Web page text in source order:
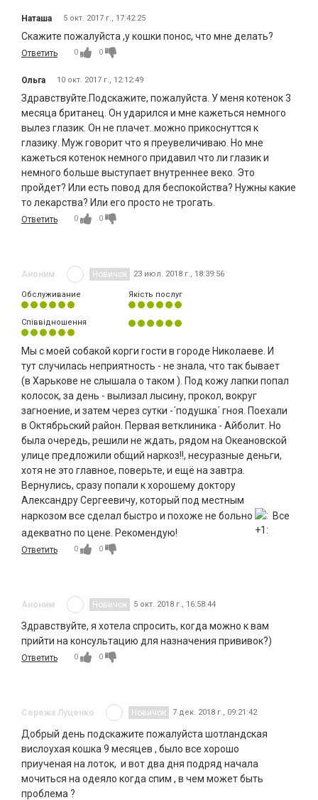
Наташа 5 окт. 2017 г., 17:42:25
Скажите пожалуйста ,у кошки понос, что мне делать?
Ответить 0 0
Ольга 10 окт. 2017 г., 12:12:49
Здравствуйте.Подскажите, пожалуйста. У меня котенок 3
месяца британец. Он ударился и мне кажеться немного
вылез глазик. Он не плачет..можно прикоснуттся к
глазику. Муж говорит что я преувеличиваю. Но мне
кажеться котенок немного придавил что ли глазик и
немного больше выступает внутреннее веко. Это
пройдет? Или есть повод для беспокойства? Нужны какие
то лекарства? Или его просто не трогать.
Ответить 0 0
Аноним Новичок 23 июл. 2018 г., 18:39:56
Обслуживание Якість послуг
Співвідношення
Мы с моей собакой корги гости в городе Николаеве. И
тут случилась неприятность - не знала, что так бывает
(в Харькове не слышала о таком ). Под кожу лапки попал
колосок, за день - вылизал лысину, прокол, вокруг
загноение, и затем через сутки -´подушка´ гноя. Поехали
в Октябрьский район. Первая ветклиника - Айболит. Но
была очередь, решили не ждать, рядом на Океановской
улице предложили общий наркоз!!, несуразные деньги,
хотя не это главное, поверьте, и ещё на завтра.
Вернулись, сразу попали к хорошему доктору
Александру Сергеевичу, который под местным
наркозом все сделал быстро и похоже не больно
Все
адекватно по цене. Рекомендую!
Ответить 0 0
Аноним Новичок 5 окт. 2018 г., 16:58:44
Здравствуйте, я хотела спросить, когда можно к вам
прийти на консультацию для назначения прививок?)
Ответить 0 0
Сережа Луценко Новичок 7 дек. 2018 г., 09:21:42
Добрый день подскажите пожалуйста шотландская
вислоухая кошка 9 месяцев , было все хорошо
приученая на лоток, и вот два дня подряд начала
мочиться на одеяло когда спим , в чем может быть
проблема ?